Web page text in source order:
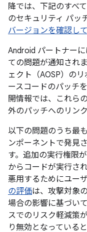
降では、下記のすべ
のセキュリティ パッ
バージョンを確認し
Android パートナー
ての問題が通知され
ェクト（AOSP）の
ースコードのパッチ
開情報では、これら
外のパッチへのリン
以下の問題のうち最
ンポーネントで発見
す。追加の実行権限
からコードが実行さ
悪用するためにユー
の評価は、攻撃対象
場合の影響に基づい
スでのリスク軽減策
り無効となっている